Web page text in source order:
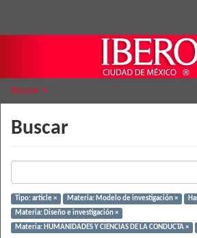
Buscar
Buscar
Tipo: article × Materia: Modelo de investigación ×
Materia: Diseño e investigación ×
Materia: HUMANIDADES Y CIENCIAS DE LA CONDUCTA ×